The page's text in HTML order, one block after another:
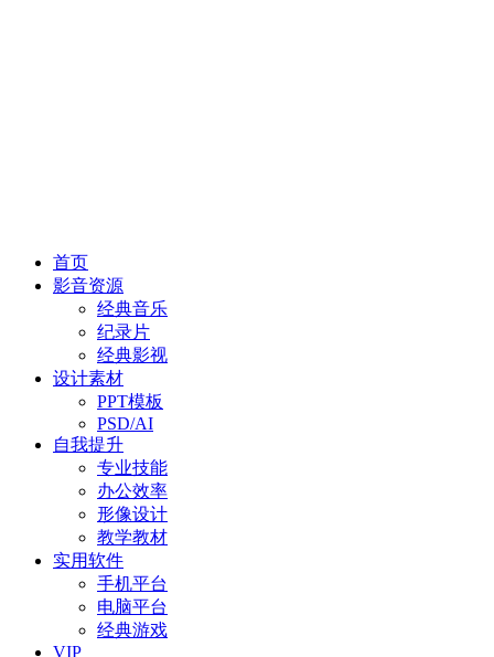
首页
影音资源
经典音乐
纪录片
经典影视
设计素材
PPT模板
PSD/AI
自我提升
专业技能
办公效率
形像设计
教学教材
实用软件
手机平台
电脑平台
经典游戏
VIP